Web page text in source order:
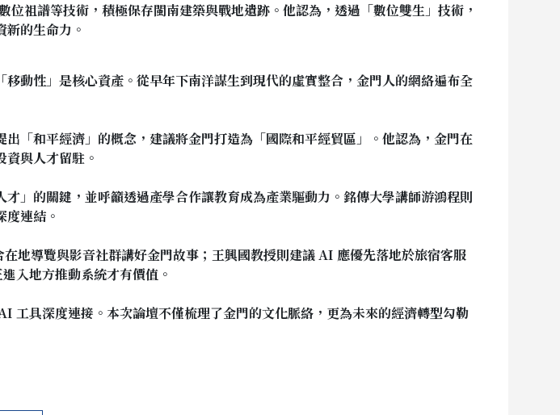
祖譜等技術，積極保存閩南建築與戰地遺跡。他認為，透過「數位雙生」技術，
的生命力。
動性」是核心資產。從早年下南洋謀生到現代的虛實整合，金門人的網絡遍布全
出「和平經濟」的概念，建議將金門打造為「國際和平經貿區」。他認為，金門在
與人才留駐。
」的關鍵，並呼籲透過產學合作讓教育成為產業驅動力。銘傳大學講師游鴻程則
連結。
地導覽與影音社群講好金門故事；王興國教授則建議 AI 應優先落地於旅宿客服
入地方推動系統才有價值。
工具深度連接。本次論壇不僅梳理了金門的文化脈絡，更為未來的經濟轉型勾勒